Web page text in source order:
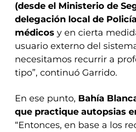
(desde el Ministerio de
delegación local de
médicos y en cierta
usuario externo del
necesitamos recurrir a
tipo”, continuó Garrido.
En ese punto, Bahía
que practique autopsias
“Entonces, en base a los